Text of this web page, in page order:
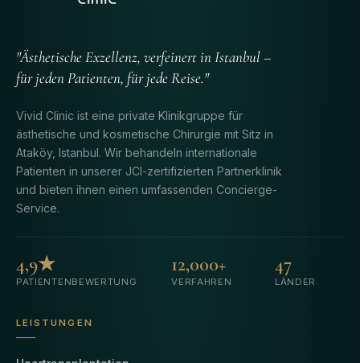
"Ästhetische Exzellenz, verfeinert in Istanbul –
für jeden Patienten, für jede Reise."
Vivid Clinic ist eine private Klinikgruppe für
ästhetische und kosmetische Chirurgie mit Sitz in
Ataköy, Istanbul. Wir behandeln internationale
Patienten in unserer JCI-zertifizierten Partnerklinik
und bieten ihnen einen umfassenden Concierge-
Service.
4,9★
PATIENTENBEWERTUNG
12,000+
VERFAHREN
47
LÄNDER
LEISTUNGEN